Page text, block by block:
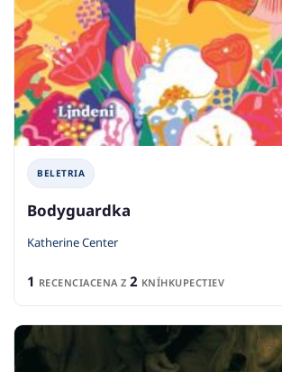
BELETRIA
Bodyguardka
Katherine Center
1 RECENCIACENA Z 2 KNÍHKUPECTIEV